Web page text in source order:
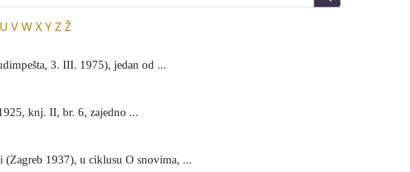
U VWXYZŽ
3. III. 1975), jedan od ...
knj. II, br. 6, zajedno ...
1937), u ciklusu O snovima, ...